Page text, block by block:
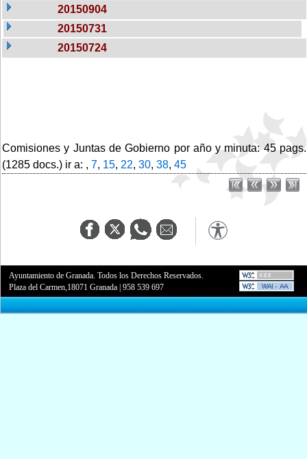
20150904
20150731
20150724
Comisiones y Juntas de Gobierno por año y minuta: 45 pags.
(1285 docs.) ir a: , 7, 15, 22, 30, 38, 45
Ayuntamiento de Granada. Todos los Derechos Reservados.
Plaza del Carmen,18071 Granada |958 539 697